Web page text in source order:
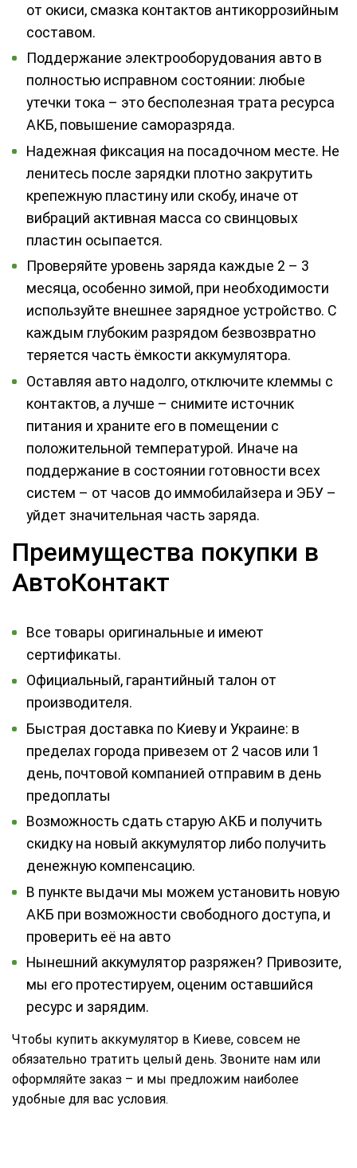
от окиси, смазка контактов антикоррозийным
составом.
Поддержание электрооборудования авто в
полностью исправном состоянии: любые
утечки тока – это бесполезная трата ресурса
АКБ, повышение саморазряда.
Надежная фиксация на посадочном месте. Не
ленитесь после зарядки плотно закрутить
крепежную пластину или скобу, иначе от
вибраций активная масса со свинцовых
пластин осыпается.
Проверяйте уровень заряда каждые 2 – 3
месяца, особенно зимой, при необходимости
используйте внешнее зарядное устройство. С
каждым глубоким разрядом безвозвратно
теряется часть ёмкости аккумулятора.
Оставляя авто надолго, отключите клеммы с
контактов, а лучше – снимите источник
питания и храните его в помещении с
положительной температурой. Иначе на
поддержание в состоянии готовности всех
систем – от часов до иммобилайзера и ЭБУ –
уйдет значительная часть заряда.
Преимущества покупки в
АвтоКонтакт
Все товары оригинальные и имеют
сертификаты.
Официальный, гарантийный талон от
производителя.
Быстрая доставка по Киеву и Украине: в
пределах города привезем от 2 часов или 1
день, почтовой компанией отправим в день
предоплаты
Возможность сдать старую АКБ и получить
скидку на новый аккумулятор либо получить
денежную компенсацию.
В пункте выдачи мы можем установить новую
АКБ при возможности свободного доступа, и
проверить её на авто
Нынешний аккумулятор разряжен? Привозите,
мы его протестируем, оценим оставшийся
ресурс и зарядим.
Чтобы купить аккумулятор в Киеве, совсем не
обязательно тратить целый день. Звоните нам или
оформляйте заказ – и мы предложим наиболее
удобные для вас условия.